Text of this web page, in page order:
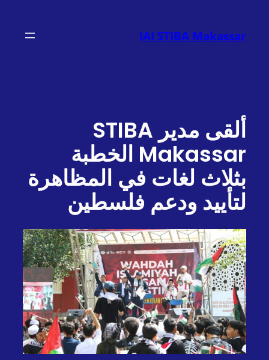
المحتوى
IAI STIBA Makassar
ألقى مدير STIBA
Makassar الخطبة
بثلاث لغات في المظاهرة
لتأييد ودعم فلسطين